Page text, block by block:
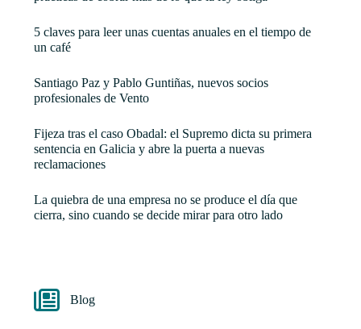
5 claves para leer unas cuentas anuales en el tiempo de
un café
Santiago Paz y Pablo Guntiñas, nuevos socios
profesionales de Vento
Fijeza tras el caso Obadal: el Supremo dicta su primera
sentencia en Galicia y abre la puerta a nuevas
reclamaciones
La quiebra de una empresa no se produce el día que
cierra, sino cuando se decide mirar para otro lado
Blog